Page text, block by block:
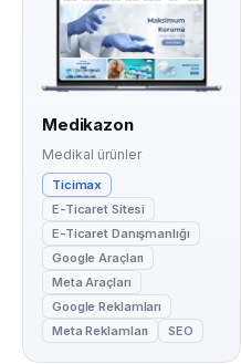
Medikazon
Medikal ürünler
Ticimax
E-Ticaret Sitesi
E-Ticaret Danışmanlığı
Google Araçları
Meta Araçları
Google Reklamları
Meta Reklamları
SEO